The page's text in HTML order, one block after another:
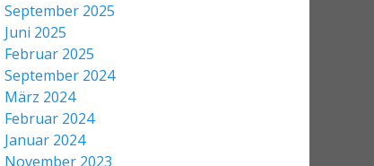
September 2025
Juni 2025
Februar 2025
September 2024
März 2024
Februar 2024
Januar 2024
November 2023